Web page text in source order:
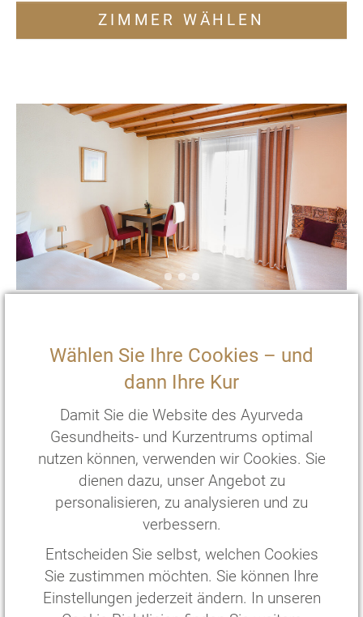
Wählen Sie Ihre Cookies – und
dann Ihre Kur
Damit Sie die Website des Ayurveda
Gesundheits- und Kurzentrums optimal
nutzen können, verwenden wir Cookies. Sie
dienen dazu, unser Angebot zu
personalisieren, zu analysieren und zu
verbessern.
Entscheiden Sie selbst, welchen Cookies
Sie zustimmen möchten. Sie können Ihre
Einstellungen jederzeit ändern. In unseren
ZIMMER WÄHLEN
Gästehaus
mit Terasse und zwei Einzelbetten
€176,— pro Person/Nacht
1232 pro Person/7
ZIMMER WÄHLEN